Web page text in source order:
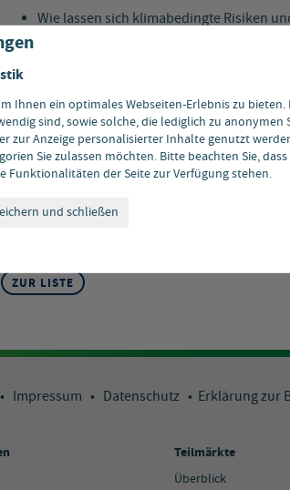
Wie lassen sich klimabedingte Risiken
Wie kann der Vergleich zwischen
Wie können Kosten und Nutzen
quantifizierbaren Effekten?
Und: Wann rechnet sich
Weitere Informationen und Anmeldung
Eine Veranstaltung vom
Netzwerk
ZUR LISTE
• Impressum • Datenschutz • Erklärung zur
Teilmärkte
Überblick
Ihnen ein optimales Webseiten-Erlebnis zu bieten.
sind, sowie solche, die lediglich zu anonymen
zur Anzeige personalisierter Inhalte genutzt
Sie zulassen möchten. Bitte beachten Sie,
Funktionalitäten der Seite zur Verfügung stehen.
und schließen